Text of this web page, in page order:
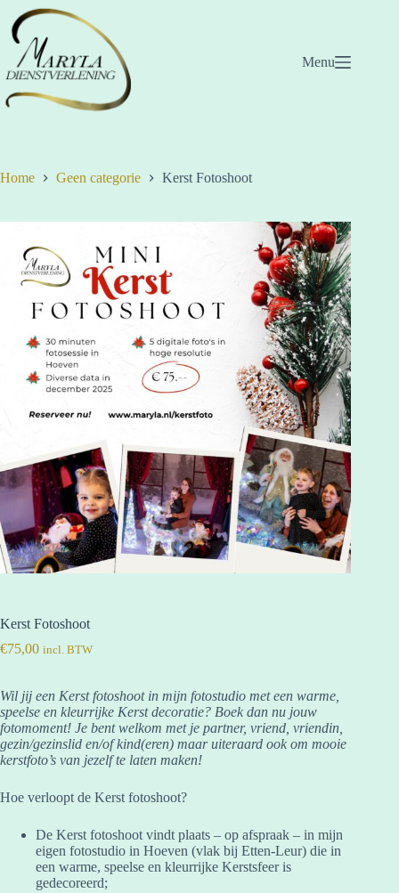
naar
de
inhoud
Menu
Home Geen categorie Kerst Fotoshoot
Kerst Fotoshoot
€75,00 incl. BTW
Wil jij een Kerst fotoshoot in mijn fotostudio met een warme,
speelse en kleurrijke Kerst decoratie? Boek dan nu jouw
fotomoment! Je bent welkom met je partner, vriend, vriendin,
gezin/gezinslid en/of kind(eren) maar uiteraard ook om mooie
kerstfoto’s van jezelf te laten maken!
Hoe verloopt de Kerst fotoshoot?
De Kerst fotoshoot vindt plaats – op afspraak – in mijn
eigen fotostudio in Hoeven (vlak bij Etten-Leur) die in
een warme, speelse en kleurrijke Kerstsfeer is
gedecoreerd;